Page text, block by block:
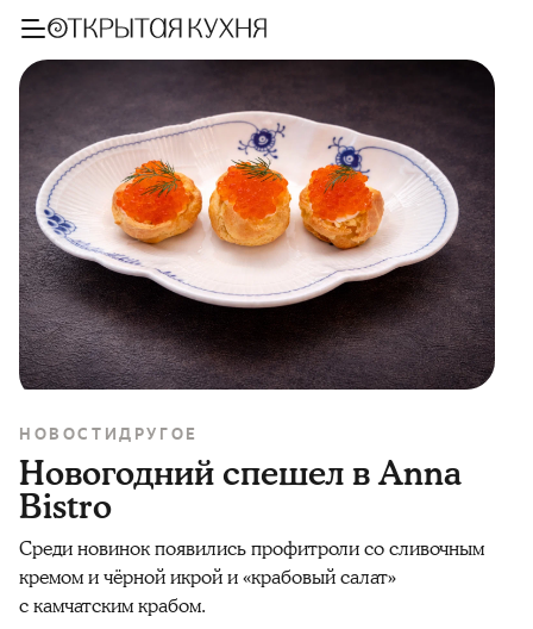
НОВОСТИДРУГОЕ
Новогодний спешел в Anna
Bistro
Среди новинок появились профитроли со сливочным
кремом и чёрной икрой и «крабовый салат»
с камчатским крабом.